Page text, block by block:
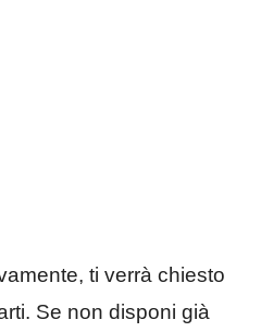
ti verrà chiesto
Se non disponi già